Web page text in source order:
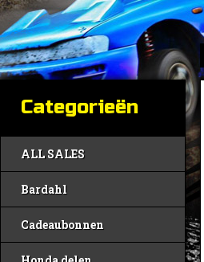
Categorieën
ALL SALES
Bardahl
Cadeaubonnen